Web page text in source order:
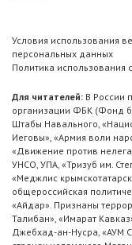
Условия использования
персональных данных
Политика использования
Для читателей: В России
организации ФБК (Фонд
Штабы Навального,
Иеговы», «Армия воли
«Движение против
УНСО, УПА, «Тризуб им.
«Меджлис
общероссийская
«Айдар». Признаны
Талибан», «Имарат
Джебхад-ан-Нусра, «АУМ